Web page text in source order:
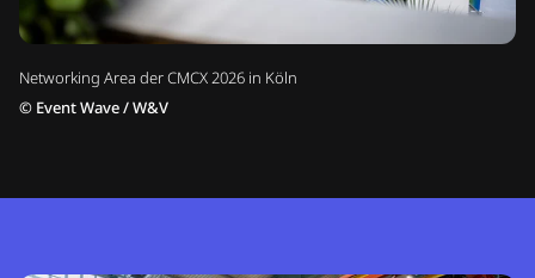
Networking Area der CMCX 2026 in Köln
© Event Wave / W&V